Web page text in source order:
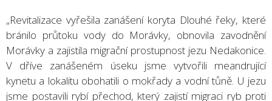
„Revitalizace vyřešila zanášení koryta Dlouhé řeky, které
bránilo průtoku vody do Morávky, obnovila zavodnění
Morávky a zajistila migrační prostupnost jezu Nedakonice.
V dříve zanášeném úseku jsme vytvořili meandrující
kynetu a lokalitu obohatili o mokřady a vodní tůně. U jezu
jsme postavili rybí přechod, který zajistí migraci ryb proti